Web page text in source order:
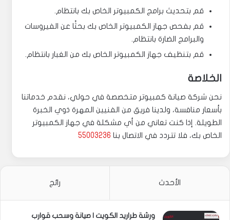
قم بتحديث برامج الكمبيوتر الخاص بك بانتظام.
قم بفحص جهاز الكمبيوتر الخاص بك بحثًا عن الفيروسات
والبرامج الضارة بانتظام.
قم بتنظيف جهاز الكمبيوتر الخاص بك من الغبار بانتظام.
الخلاصة
نحن شركة صيانة كمبيوتر متخصصة في حولي، نقدم خدماتنا
بأسعار منافسة، ولدينا فريق من الفنيين المهرة ذوي الخبرة
الطويلة. إذا كنت تعاني من أي مشكلة في جهاز الكمبيوتر
الخاص بك، فلا تتردد في الاتصال بنا 55003236
الأحدث رائج
ورشة طراريد الكويت | صيانة وسحب قوارب